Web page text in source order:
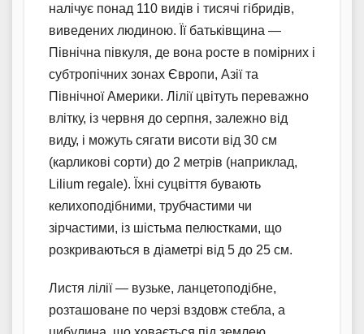
налічує понад 110 видів і тисячі гібридів,
виведених людиною. Її батьківщина —
Північна півкуля, де вона росте в помірних і
субтропічних зонах Європи, Азії та
Північної Америки. Лілії цвітуть переважно
влітку, із червня до серпня, залежно від
виду, і можуть сягати висоти від 30 см
(карликові сорти) до 2 метрів (наприклад,
Lilium regale). Їхні суцвіття бувають
келихоподібними, трубчастими чи
зірчастими, із шістьма пелюстками, що
розкриваються в діаметрі від 5 до 25 см.
Листя лілії — вузьке, ланцетоподібне,
розташоване по черзі вздовж стебла, а